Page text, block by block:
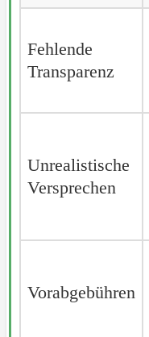
Fehlende
Transparenz
Unrealistische
Versprechen
Vorabgebühren